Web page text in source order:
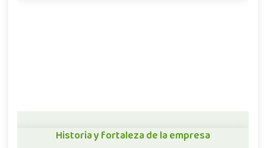
Historia y fortaleza de la empresa